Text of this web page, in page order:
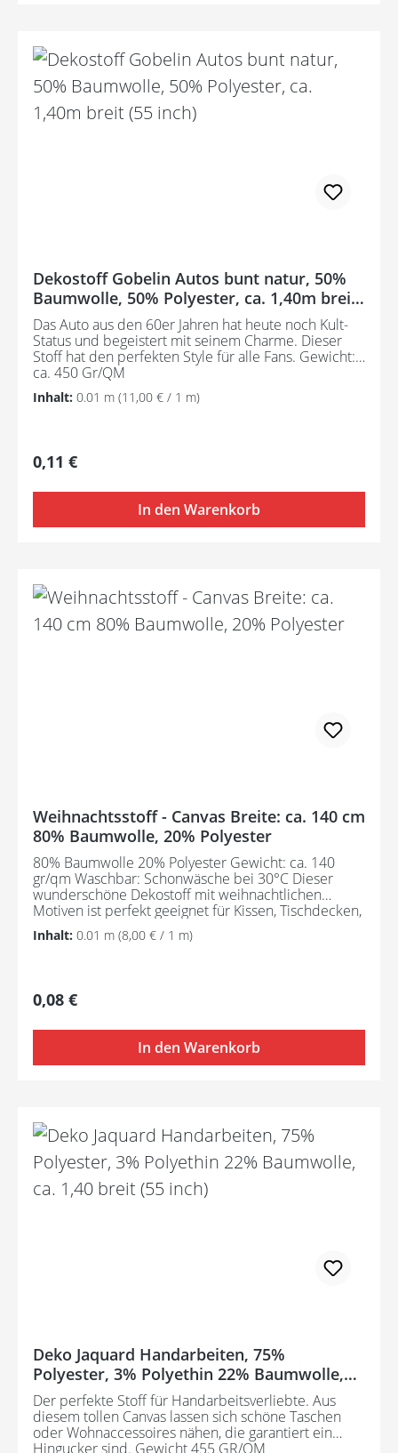
Dekostoff Gobelin Autos bunt natur, 50%
Baumwolle, 50% Polyester, ca. 1,40m breit
(55 inch)
Das Auto aus den 60er Jahren hat heute noch Kult-
Status und begeistert mit seinem Charme. Dieser
Stoff hat den perfekten Style für alle Fans. Gewicht:
ca. 450 Gr/QM
Inhalt: 0.01 m (11,00 € / 1 m)
Regulärer Preis:
0,11 €
In den Warenkorb
Weihnachtsstoff - Canvas Breite: ca. 140 cm
80% Baumwolle, 20% Polyester
80% Baumwolle 20% Polyester Gewicht: ca. 140
gr/qm Waschbar: Schonwäsche bei 30°C Dieser
wunderschöne Dekostoff mit weihnachtlichen
Motiven ist perfekt geeignet für Kissen, Tischdecken,
Vorhänge, Accessoires, Taschen, zum Basteln usw.
Aufgrund der Darstellung am Bildschirm können die
Inhalt: 0.01 m (8,00 € / 1 m)
Regulärer Preis:
0,08 €
In den Warenkorb
Deko Jaquard Handarbeiten, 75%
Polyester, 3% Polyethin 22% Baumwolle,
ca. 1,40 breit (55 inch)
Der perfekte Stoff für Handarbeitsverliebte. Aus
diesem tollen Canvas lassen sich schöne Taschen
oder Wohnaccessoires nähen, die garantiert ein
Hingucker sind. Gewicht 455 GR/QM